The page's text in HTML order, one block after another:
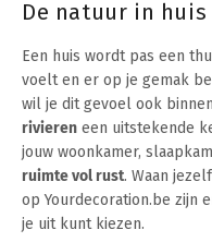
De natuur in huis
Een huis wordt pas een
voelt en er op je gemak
wil je dit gevoel ook
rivieren een uitstekende
jouw woonkamer,
ruimte vol rust. Waan
op Yourdecoration.be zijn
je uit kunt kiezen.